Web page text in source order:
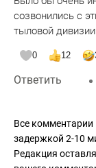
созвонились с
тыловой дивизии
0 12
Ответить
Все комментарии
задержкой 2-10
Редакция